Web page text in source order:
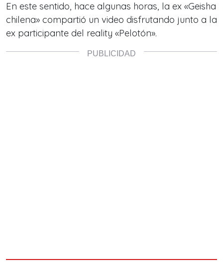
En este sentido, hace algunas horas, la ex «Geisha
chilena» compartió un video disfrutando junto a la
ex participante del reality «Pelotón».